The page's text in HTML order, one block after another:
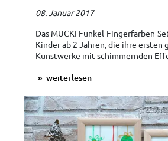
08. Januar 2017
Das MUCKI Funkel-Fingerfarben-
Kinder ab 2 Jahren, die ihre ersten
Kunstwerke mit schimmernden
weiterlesen